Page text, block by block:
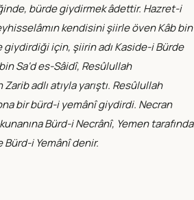
bürde giydirmek âdettir. Hazret-i
kendisini şiirle öven Kâb bin
giydirdiği için, şiirin adı Kaside-i Bürde
Sa‘d es-Sâidî, Resûlullah
adlı atıyla yarıştı. Resûlullah
bir bürd-i yemânî giydirdi. Necran
Bürd-i Necrânî, Yemen tarafında
Bürd-i Yemânî denir.